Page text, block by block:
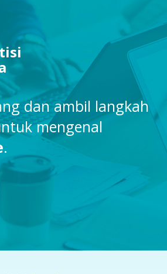
dan ambil langkah
mengenal
.